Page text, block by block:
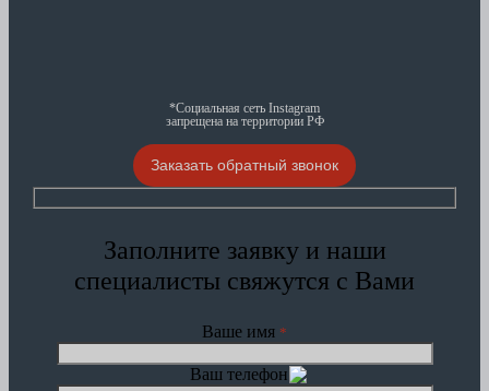
*Социальная сеть Instagram
запрещена на территории РФ
Заказать обратный звонок
Заполните заявку и наши
специалисты свяжутся с Вами
Ваше имя *
Ваш телефон*